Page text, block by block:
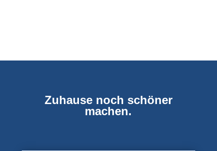
Zuhause noch schöner
machen.